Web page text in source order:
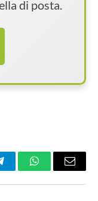
di posta.
WhatsAppEmail